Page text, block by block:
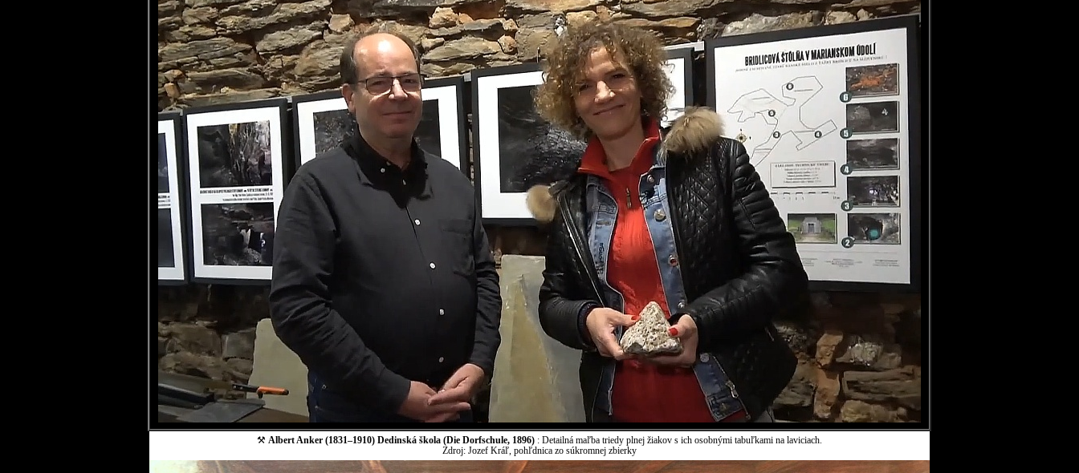
⚒ Albert Anker (1831–1910) Dedinská škola (Die Dorfschule, 1896) : Detailná maľba triedy plnej žiakov s ich osobnými tabuľkami na laviciach.
Zdroj: Jozef Kráľ, pohľdnica zo súkromnej zbierky